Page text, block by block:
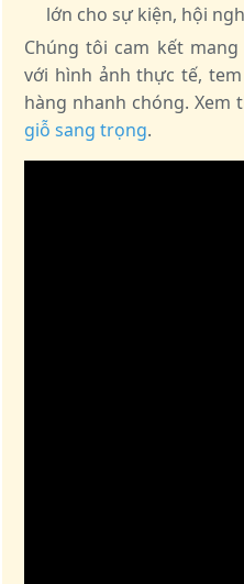
lớn cho sự kiện, hội
Chúng tôi cam kết
với hình ảnh thực tế,
hàng nhanh chóng. Xem
giỗ sang trọng.